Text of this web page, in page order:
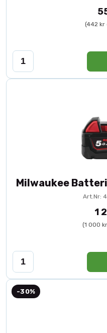
(442 kr
Milwaukee Batteri
Art.Nr:
1
(1 000
-30%